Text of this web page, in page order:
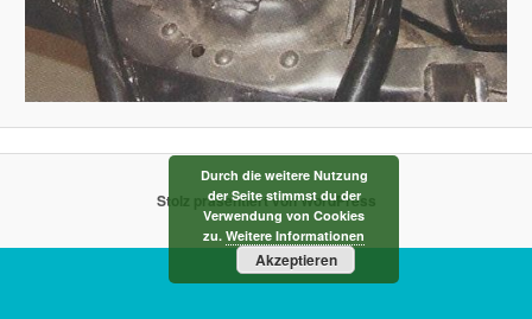
Stolz präsentiert von WordPress
Durch die weitere Nutzung
der Seite stimmst du der
Verwendung von Cookies
zu. Weitere Informationen
Akzeptieren